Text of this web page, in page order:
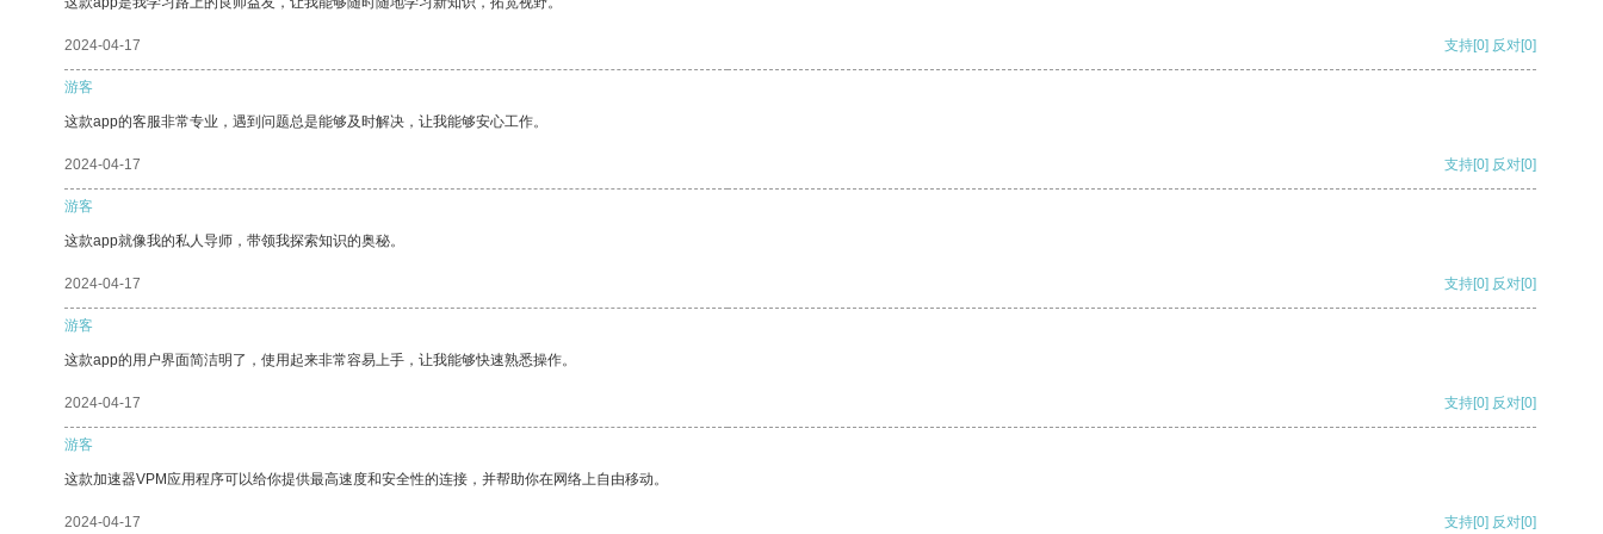
2024-04-17 支持[0] 反对[0]
游客
这款app的客服非常专业，遇到问题总是能够及时解决，让我能够安心工作。
2024-04-17 支持[0] 反对[0]
游客
这款app就像我的私人导师，带领我探索知识的奥秘。
2024-04-17 支持[0] 反对[0]
游客
这款app的用户界面简洁明了，使用起来非常容易上手，让我能够快速熟悉操作。
2024-04-17 支持[0] 反对[0]
游客
这款加速器VPM应用程序可以给你提供最高速度和安全性的连接，并帮助你在网络上自由移动。
2024-04-17 支持[0] 反对[0]